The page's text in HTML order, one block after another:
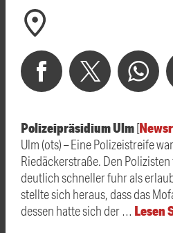
ALLE ANZEIGEN
Hast du auch einen Blitzer oder eine
gesehen? Ganz einfach melden -
Kreuz Ulm/Elchingen und Nersingen,
(Zeitverlust: 1 Minute)
ALLE ANZEIGEN arrow_forward
gesehen? Ganz einfach melden -
oder perWhatsApp 01520 242
Polizeipräsidium Ulm[
Ulm (ots) – Eine Polizeistreife
Riedäckerstraße. Den
deutlich schneller fuhr als
stellte sich heraus, dass das
dessen hatte sich der … Lesen